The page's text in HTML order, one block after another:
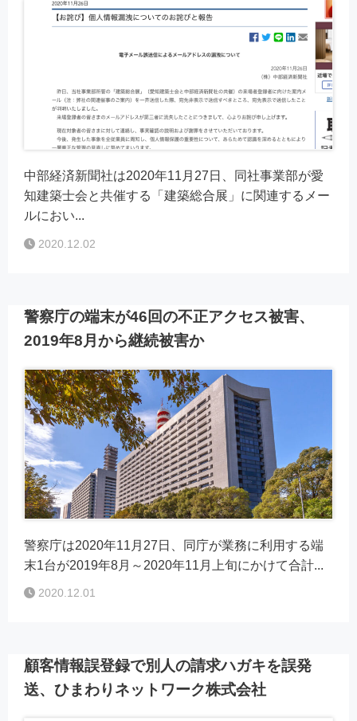
中部経済新聞社は2020年11月27日、同社事業部が愛
知建築士会と共催する「建築総合展」に関連するメー
ルにおい...
2020.12.02
警察庁の端末が46回の不正アクセス被害、
2019年8月から継続被害か
警察庁は2020年11月27日、同庁が業務に利用する端
末1台が2019年8月～2020年11月上旬にかけて合計...
2020.12.01
顧客情報誤登録で別人の請求ハガキを誤発
送、ひまわりネットワーク株式会社